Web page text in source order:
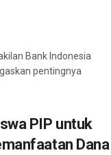
Bank Indonesia
pentingnya
PIP untuk
Dana